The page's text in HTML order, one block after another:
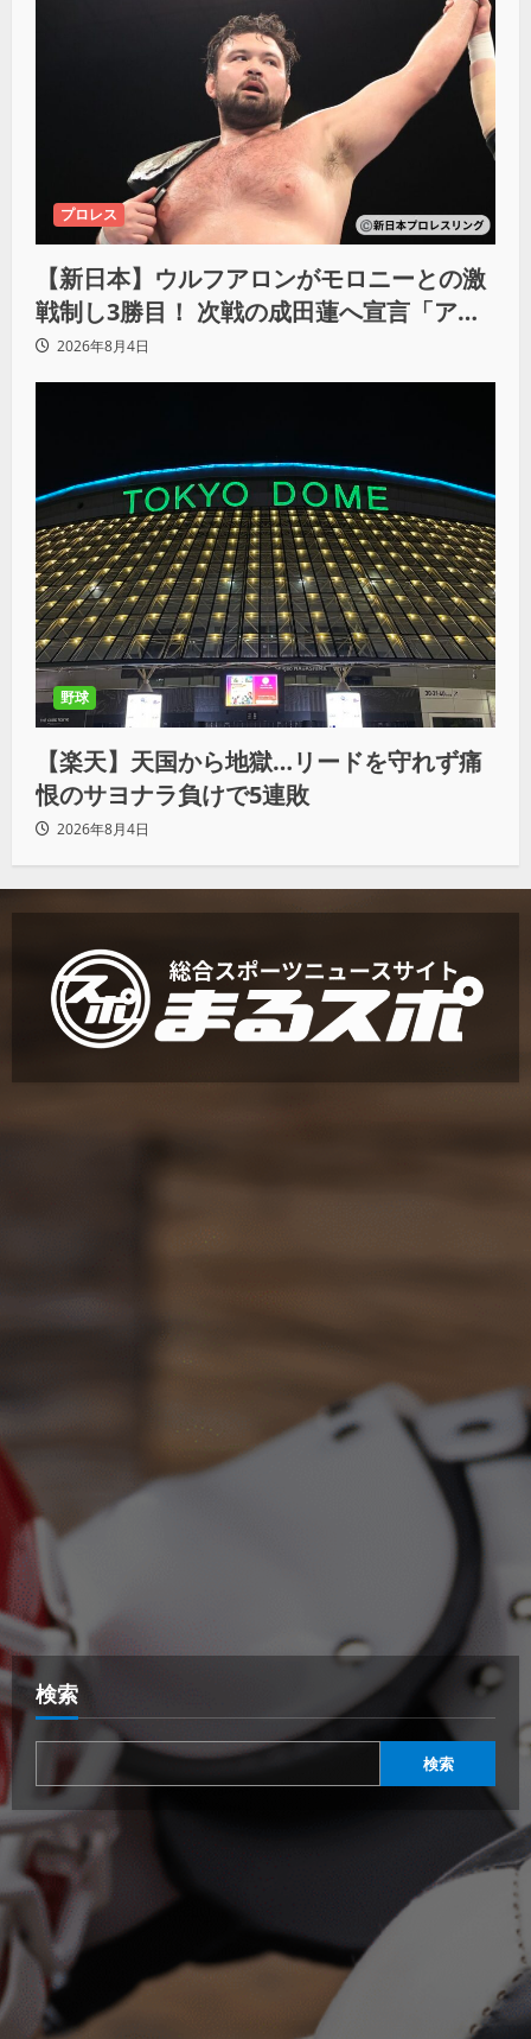
プロレス
【新日本】ウルフアロンがモロニーとの激
戦制し3勝目！ 次戦の成田蓮へ宣言「アイ
ツの王道を俺の王道でぶち壊す」
2026年8月4日
野球
【楽天】天国から地獄…リードを守れず痛
恨のサヨナラ負けで5連敗
2026年8月4日
検索
検索